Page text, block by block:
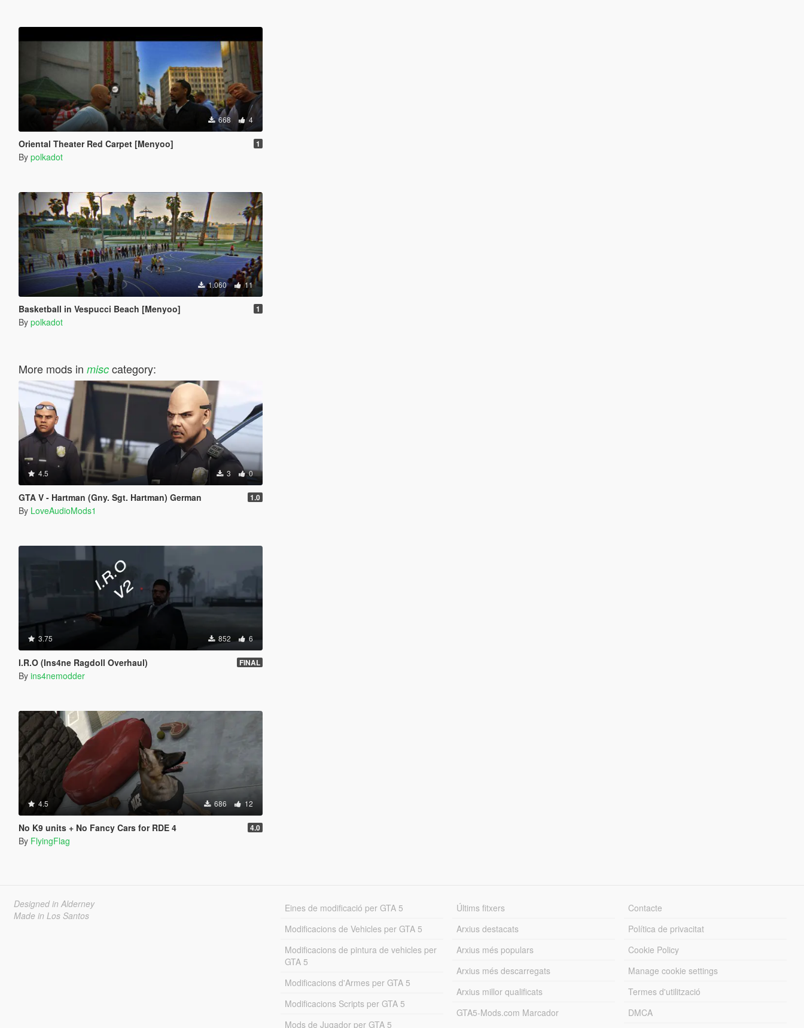
668 4
Oriental Theater Red Carpet [Menyoo] 1
By polkadot
1.060 11
Basketball in Vespucci Beach [Menyoo] 1
By polkadot
More mods in misccategory:
4.5 3 0
GTA V - Hartman (Gny. Sgt. Hartman) German 1.0
By LoveAudioMods1
3.75 852 6
I.R.O (Ins4ne Ragdoll Overhaul) FINAL
By ins4nemodder
4.5 686 12
No K9 units + No Fancy Cars for RDE 4 4.0
By FlyingFlag
Designed in Alderney
Made in Los Santos
Eines de modificació per GTA 5
Modificacions de Vehicles per GTA 5
Modificacions de pintura de vehicles per
GTA 5
Modificacions d'Armes per GTA 5
Modificacions Scripts per GTA 5
Mods de Jugador per GTA 5
Últims fitxers
Arxius destacats
Arxius més populars
Arxius més descarregats
Arxius millor qualificats
GTA5-Mods.com Marcador
Contacte
Política de privacitat
Cookie Policy
Manage cookie settings
Termes d'utilització
DMCA